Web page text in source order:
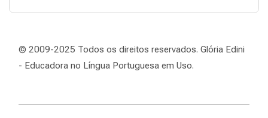
© 2009-2025 Todos os direitos reservados. Glória Edini
- Educadora no Língua Portuguesa em Uso.